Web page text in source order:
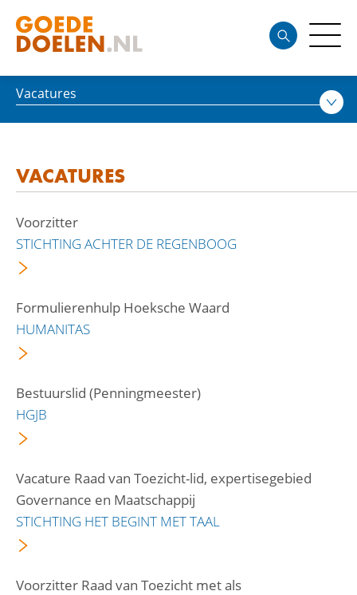
Vacatures
VACATURES
Voorzitter
STICHTING ACHTER DE REGENBOOG
Formulierenhulp Hoeksche Waard
HUMANITAS
Bestuurslid (Penningmeester)
HGJB
Vacature Raad van Toezicht-lid, expertisegebied
Governance en Maatschappij
STICHTING HET BEGINT MET TAAL
Voorzitter Raad van Toezicht met als